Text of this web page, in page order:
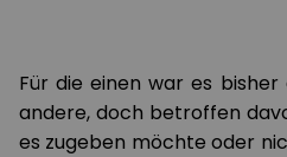
Für die einen war es
andere, doch betroffen
es zugeben möchte oder